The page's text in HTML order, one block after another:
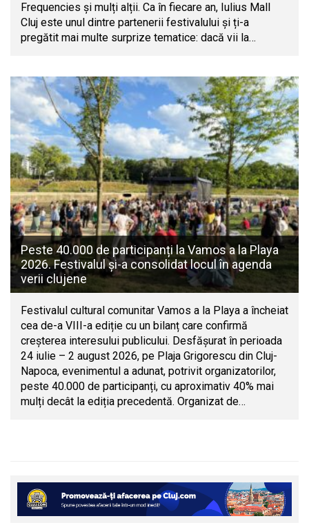
Frequencies și mulți alții. Ca în fiecare an, Iulius Mall
Cluj este unul dintre partenerii festivalului și ți-a
pregătit mai multe surprize tematice: dacă vii la…
Peste 40.000 de participanți la Vamos a la Playa
2026. Festivalul și-a consolidat locul în agenda
verii clujene
Festivalul cultural comunitar Vamos a la Playa a încheiat
cea de-a VIII-a ediție cu un bilanț care confirmă
creșterea interesului publicului. Desfășurat în perioada
24 iulie – 2 august 2026, pe Plaja Grigorescu din Cluj-
Napoca, evenimentul a adunat, potrivit organizatorilor,
peste 40.000 de participanți, cu aproximativ 40% mai
mulți decât la ediția precedentă. Organizat de…